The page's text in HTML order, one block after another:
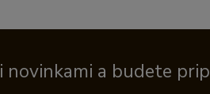
novinkami a budete